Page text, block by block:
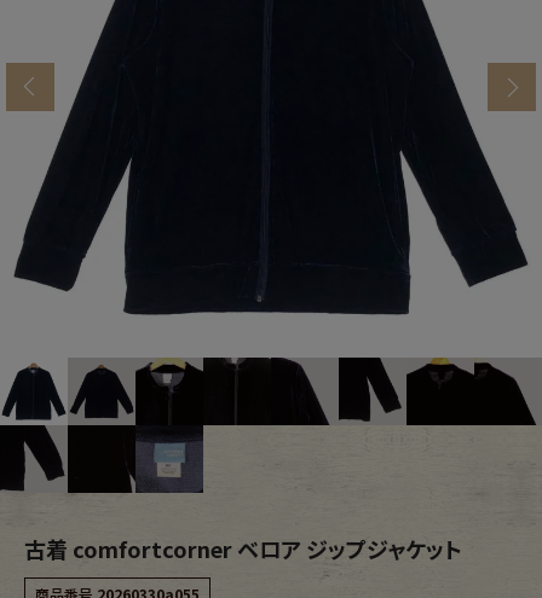
店舗紹介
ブランドから探す スタッフコーディネート
年代から探す
Bottoms
レディース商品カテゴリーから探す
Tops Bottoms
古着 comfortcorner ベロア ジップジャケット
商品番号 20260330a055